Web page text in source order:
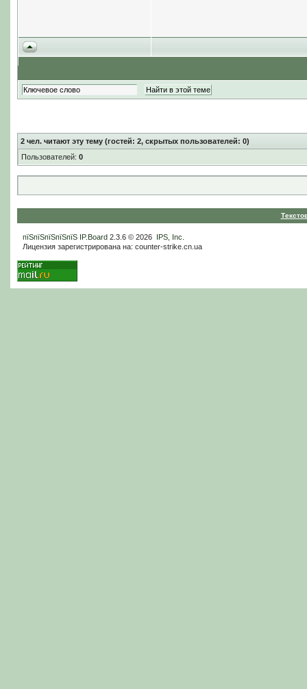
2чел. читают эту тему (гостей: 2, скрытых пользователей: 0)
Пользователей: 0
пїЅпїЅпїЅпїЅпїЅ IP.Board2.3.6 © 2026 IPS, Inc
Лицензия зарегистрирована на: counter-strike.cn.ua